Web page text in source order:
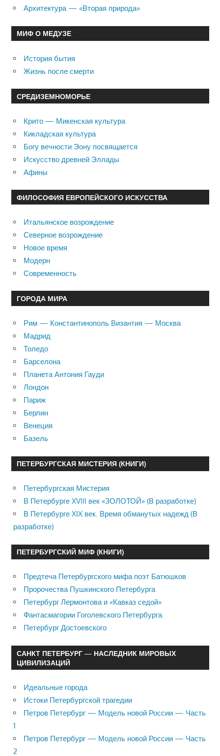
Архитектура — «Вторая природа»
МИФ О МЕДУЗЕ
История бытия
Жизнь после смерти
СРЕДИЗЕМНОМОРЬЕ
Крито — Микенская культура
Кикладская культура
Богу вечности Эону посвящается
Искусство древней Эллады
Афины
ФИЛОСОФИЯ ЕВРОПЕЙСКОГО ИСКУССТВА
Итальянское возрождение
Северное возрождение
Новое время
Модерн
Современность
ГОРОДА МИРА
Рим — Константинополь Византия — Москва
Мадрид
Толедо
Барселона
Планета Антония Гауди
Лондон
Париж
Берлин
Венеция
Базель
ПЕТЕРБУРГСКАЯ МИСТЕРИЯ (КНИГИ)
Петербургская Мистерия
В Петербурге XVIII век «ЗОЛОТОЙ» (В разработке)
В Петербурге XIX век. Время обманутых надежд (В
разработке)
ПЕТЕРБУРГСКИЙ МИФ (КНИГИ)
Предтеча Петербургского мифа поэт Батюшков
Пророчества Пушкинского Петербурга
Петербург Лермонтова и «Кавказ седой»
Фантасмагории Гоголевского Петербурга
Петербург Достоевского
САНКТ ПЕТЕРБУРГ — НАСЛЕДНИК МИРОВЫХ
ЦИВИЛИЗАЦИЙ
Идеальные города
Истоки Петербургской трагедии
Петров Петербург — Модель новой России — Часть
1
Петров Петербург — Модель новой России — Часть
2